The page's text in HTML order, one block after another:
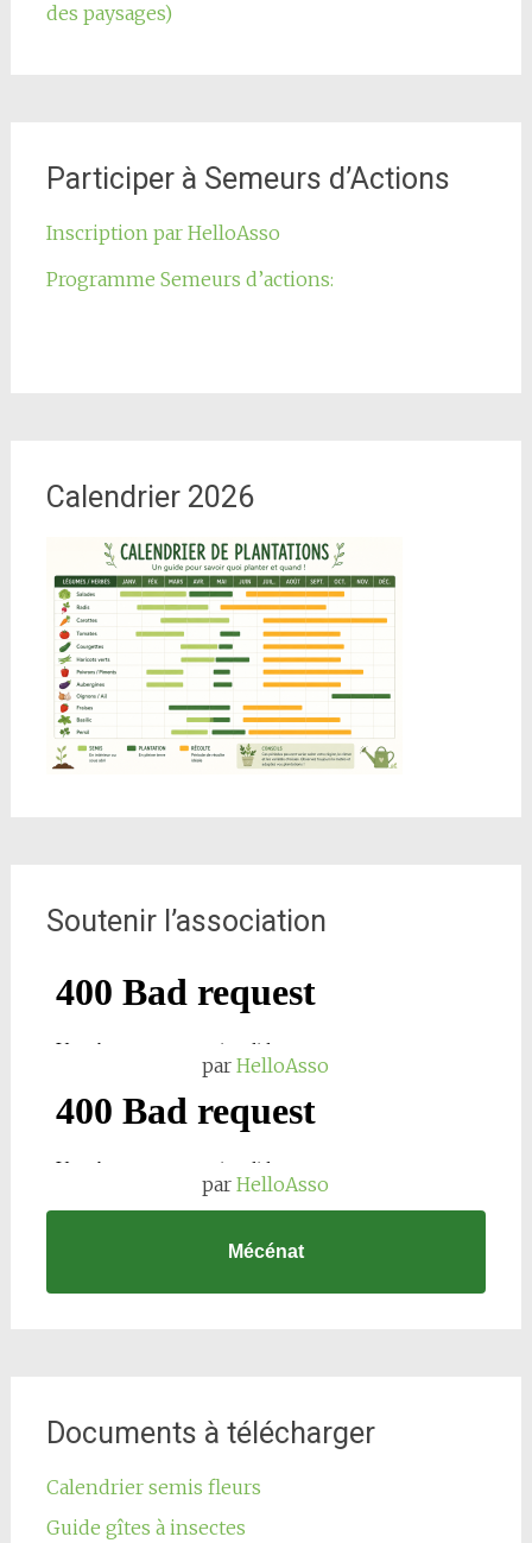
des paysages)
Participer à Semeurs d’Actions
Inscription par HelloAsso
Programme Semeurs d’actions:
Calendrier 2026
Soutenir l’association
parHelloAsso
parHelloAsso
Mécénat
Documents à télécharger
Calendrier semis fleurs
Guide gîtes à insectes